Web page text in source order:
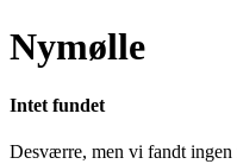
Nymølle
Intet fundet
Desværre, men vi fandt ingen